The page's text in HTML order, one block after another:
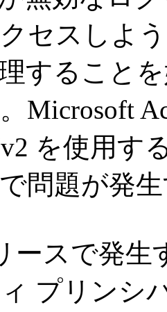
セスしよ
すること
Microsoft
を使用す
問題が発
ースで発
プリンシ